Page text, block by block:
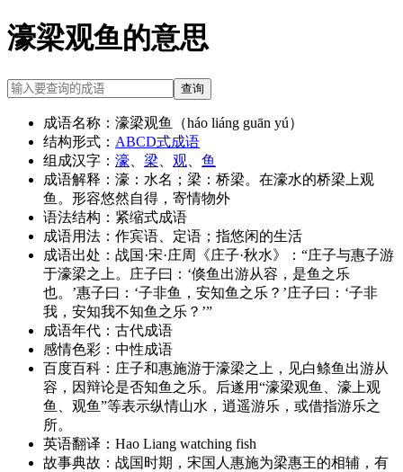
濠梁观鱼的意思
查询
成语名称： 濠梁观鱼（háo liáng guān yú）
结构形式： ABCD式成语
组成汉字： 濠 梁 观
鱼
成语解释： 濠：水名；梁：桥梁。在濠水的桥梁上观
鱼。形容悠然自得，寄情物外
语法结构： 紧缩式成语
成语用法： 作宾语、定语；指悠闲的生活
成语出处： 战国·宋·庄周《庄子·秋水》：“庄子与惠子游
于濠梁之上。庄子曰：‘倏鱼出游从容，是鱼之乐
也。’惠子曰：‘子非鱼，安知鱼之乐？’庄子曰：‘子非
我，安知我不知鱼之乐？’”
成语年代： 古代成语
感情色彩： 中性成语
百度百科： 庄子和惠施游于濠梁之上，见白鲦鱼出游从
容，因辩论是否知鱼之乐。后遂用“濠梁观鱼、濠上观
鱼、观鱼”等表示纵情山水，逍遥游乐，或借指游乐之
所。
英语翻译： Hao Liang watching fish
故事典故： 战国时期，宋国人惠施为梁惠王的相辅，有